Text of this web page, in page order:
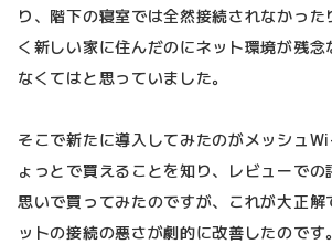
り、階下の寝室では全然接続されなかっ
く新しい家に住んだのにネット環境が残念
なくてはと思っていました。
そこで新たに導入してみたのがメッシュ
ょっとで買えることを知り、レビューで
思いで買ってみたのですが、これが大正解
ットの接続の悪さが劇的に改善したのです。